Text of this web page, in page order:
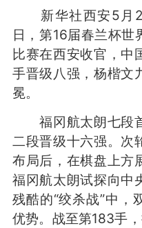
新华社西安5月
日，第16届春兰杯世
比赛在西安收官，中
手晋级八强，杨楷文
冕。
福冈航太朗七段
二段晋级十六强。次
布局后，在棋盘上方
福冈航太朗试探向中
残酷的“绞杀战”中，
优势。战至第183手